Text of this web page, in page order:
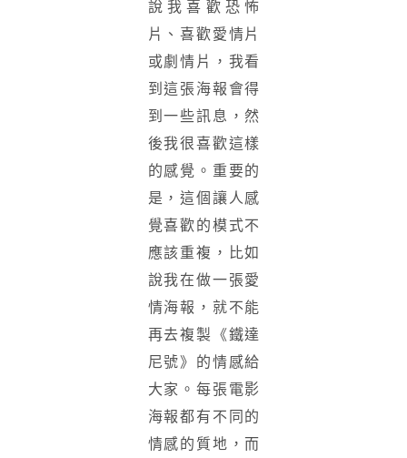
說我喜歡恐怖
片、喜歡愛情片
或劇情片，我看
到這張海報會得
到一些訊息，然
後我很喜歡這樣
的感覺。重要的
是，這個讓人感
覺喜歡的模式不
應該重複，比如
說我在做一張愛
情海報，就不能
再去複製《鐵達
尼號》的情感給
大家。每張電影
海報都有不同的
情感的質地，而